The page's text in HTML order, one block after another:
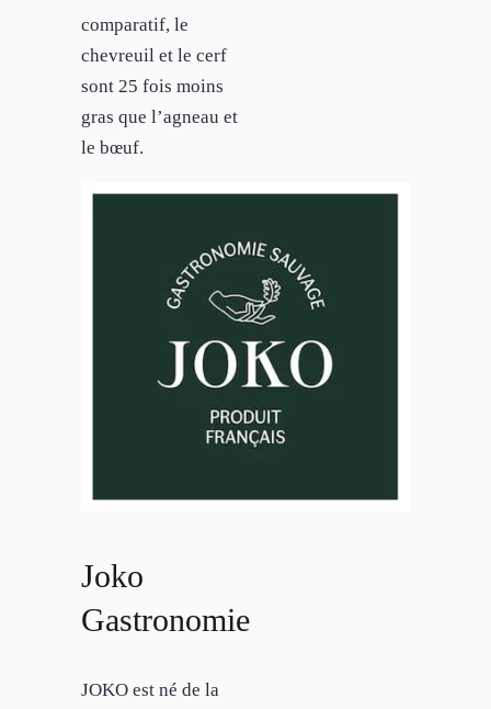
comparatif, le
chevreuil et le cerf
sont 25 fois moins
gras que l’agneau et
le bœuf.
Joko
Gastronomie
JOKO est né de la